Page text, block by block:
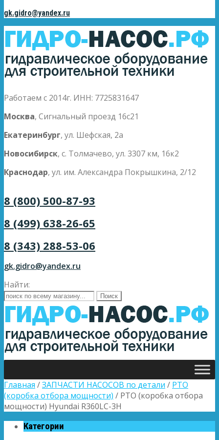
gk.gidro@yandex.ru
Работаем с 2014г. ИНН: 7725831647
Москва, Сигнальный проезд 16с21
Екатеринбург, ул. Шефская, 2а
Новосибирск, с. Толмачево, ул. 3307 км, 16к2
Краснодар, ул. им. Александра Покрышкина, 2/12
8 (800) 500-87-93
8 (499) 638-26-65
8 (343) 288-53-06
gk.gidro@yandex.ru
Найти:
Главная /ЗАПЧАСТИ НАСОСОВ по детали / PTO
(коробка отбора мощности) / PTO (коробка отбора
мощности) Hyundai R360LC-3H
Категории